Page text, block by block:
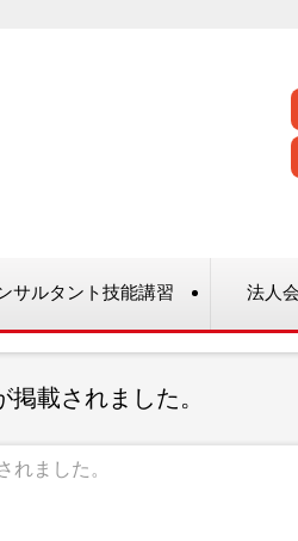
サルタント技能講習 法人
載されました。
れました。